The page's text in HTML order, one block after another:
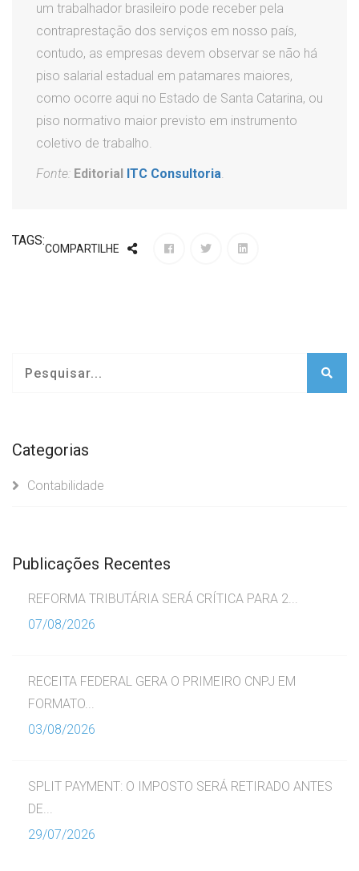
um trabalhador brasileiro pode receber pela
contraprestação dos serviços em nosso país,
contudo, as empresas devem observar se não há
piso salarial estadual em patamares maiores,
como ocorre aqui no Estado de Santa Catarina, ou
piso normativo maior previsto em instrumento
coletivo de trabalho.
Fonte: Editorial ITC Consultoria.
TAGS:
COMPARTILHE
Categorias
Contabilidade
Publicações Recentes
REFORMA TRIBUTÁRIA SERÁ CRÍTICA PARA 2...
07/08/2026
RECEITA FEDERAL GERA O PRIMEIRO CNPJ EM
FORMATO...
03/08/2026
SPLIT PAYMENT: O IMPOSTO SERÁ RETIRADO ANTES
DE...
29/07/2026